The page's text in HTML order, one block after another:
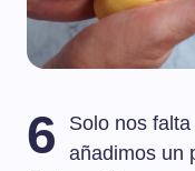
6
Solo nos
añadimos un